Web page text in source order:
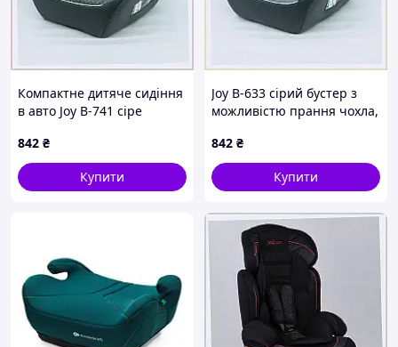
Компактне дитяче сидіння
в авто Joy B-741 сіре
842 ₴
Купити
Joy B-633 сірий бустер з
можливістю прання чохла,
842 ₴
Купити